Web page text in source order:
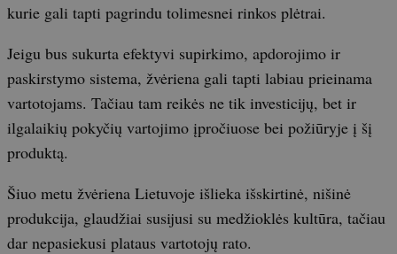
kurie gali tapti pagrindu tolimesnei rinkos plėtrai.
Jeigu bus sukurta efektyvi supirkimo, apdorojimo ir
paskirstymo sistema, žvėriena gali tapti labiau prieinama
vartotojams. Tačiau tam reikės ne tik investicijų, bet ir
ilgalaikių pokyčių vartojimo įpročiuose bei požiūryje į šį
produktą.
Šiuo metu žvėriena Lietuvoje išlieka išskirtinė, nišinė
produkcija, glaudžiai susijusi su medžioklės kultūra, tačiau
dar nepasiekusi plataus vartotojų rato.